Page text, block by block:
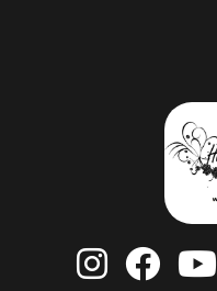
  